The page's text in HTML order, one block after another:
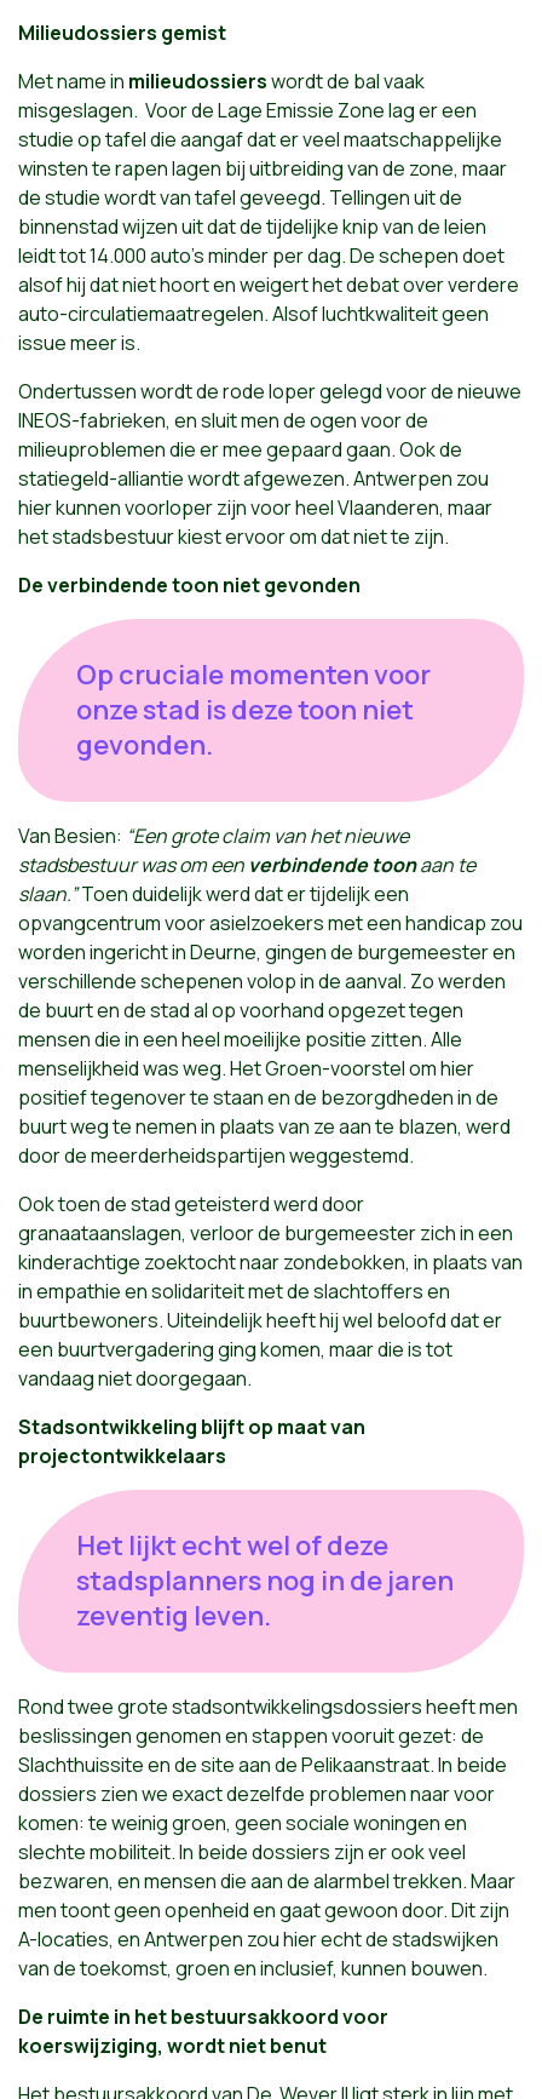
Milieudossiers gemist
Met name in milieudossierswordt de bal vaak
misgeslagen. Voor de Lage Emissie Zone lag er een
studie op tafel die aangaf dat er veel maatschappelijke
winsten te rapen lagen bij uitbreiding van de zone, maar
de studie wordt van tafel geveegd. Tellingen uit de
binnenstad wijzen uit dat de tijdelijke knip van de leien
leidt tot 14.000 auto’s minder per dag. De schepen doet
alsof hij dat niet hoort en weigert het debat over verdere
auto-circulatiemaatregelen. Alsof luchtkwaliteit geen
issue meer is.
Ondertussen wordt de rode loper gelegd voor de nieuwe
INEOS-fabrieken, en sluit men de ogen voor de
milieuproblemen die er mee gepaard gaan. Ook de
statiegeld-alliantie wordt afgewezen. Antwerpen zou
hier kunnen voorloper zijn voor heel Vlaanderen, maar
het stadsbestuur kiest ervoor om dat niet te zijn.
De verbindende toon niet gevonden
Op cruciale momenten voor
onze stad is deze toon niet
gevonden.
Van Besien: “Een grote claim van het nieuwe
stadsbestuur was om een verbindende toonaan te
slaan.”Toen duidelijk werd dat er tijdelijk een
opvangcentrum voor asielzoekers met een handicap zou
worden ingericht in Deurne, gingen de burgemeester en
verschillende schepenen volop in de aanval. Zo werden
de buurt en de stad al op voorhand opgezet tegen
mensen die in een heel moeilijke positie zitten. Alle
menselijkheid was weg. Het Groen-voorstel om hier
positief tegenover te staan en de bezorgdheden in de
buurt weg te nemen in plaats van ze aan te blazen, werd
door de meerderheidspartijen weggestemd.
Ook toen de stad geteisterd werd door
granaataanslagen, verloor de burgemeester zich in een
kinderachtige zoektocht naar zondebokken, in plaats van
in empathie en solidariteit met de slachtoffers en
buurtbewoners. Uiteindelijk heeft hij wel beloofd dat er
een buurtvergadering ging komen, maar die is tot
vandaag niet doorgegaan.
Stadsontwikkeling blijft op maat van
projectontwikkelaars
Het lijkt echt wel of deze
stadsplanners nog in de jaren
zeventig leven.
Rond twee grote stadsontwikkelingsdossiers heeft men
beslissingen genomen en stappen vooruit gezet: de
Slachthuissite en de site aan de Pelikaanstraat. In beide
dossiers zien we exact dezelfde problemen naar voor
komen: te weinig groen, geen sociale woningen en
slechte mobiliteit. In beide dossiers zijn er ook veel
bezwaren, en mensen die aan de alarmbel trekken. Maar
men toont geen openheid en gaat gewoon door. Dit zijn
A-locaties, en Antwerpen zou hier echt de stadswijken
van de toekomst, groen en inclusief, kunnen bouwen.
De ruimte in het bestuursakkoord voor
koerswijziging, wordt niet benut